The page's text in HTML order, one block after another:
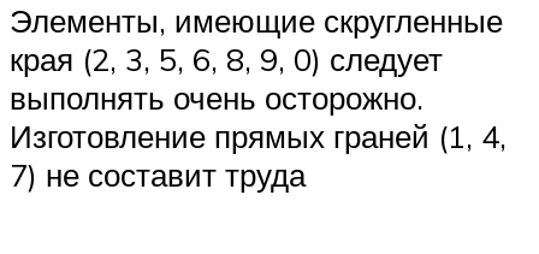
Элементы, имеющие скругленные
края (2, 3, 5, 6, 8, 9, 0) следует
выполнять очень осторожно.
Изготовление прямых граней (1, 4,
7) не составит труда